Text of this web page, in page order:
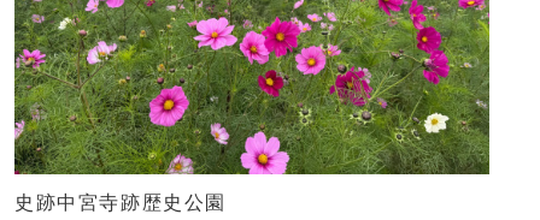
史跡中宮寺跡歴史公園